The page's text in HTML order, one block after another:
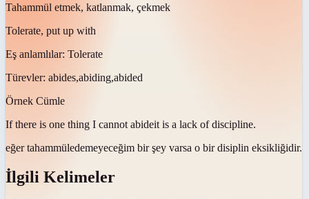
Tahammül etmek, katlanmak, çekmek
Tolerate, put up with
Eş anlamlılar: Tolerate
Türevler: abides,abiding,abided
Örnek Cümle
If there is one thing I cannot abideit is a lack of discipline.
eğer tahammüledemeyeceğim bir şey varsa o bir disiplin eksikliğidir.
İlgili Kelimeler